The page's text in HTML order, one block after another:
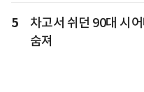
5
차고서 쉬던 90대 시
숨져